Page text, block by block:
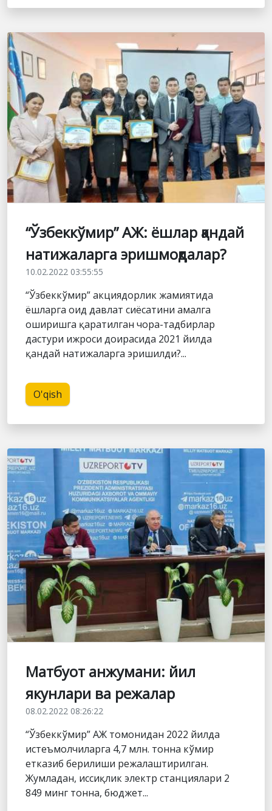
“Ўзбеккўмир” АЖ: ёшлар қандай
натижаларга эришмоқдалар?
10.02.2022 03:55:55
“Ўзбеккўмир” акциядорлик жамиятида
ёшларга оид давлат сиёсатини амалга
оширишга қаратилган чора-тадбирлар
дастури ижроси доирасида 2021 йилда
қандай натижаларга эришилди?...
O'qish
Матбуот анжумани: йил
якунлари ва режалар
08.02.2022 08:26:22
“Ўзбеккўмир” АЖ томонидан 2022 йилда
истеъмолчиларга 4,7 млн. тонна кўмир
етказиб берилиши режалаштирилган.
Жумладан, иссиқлик электр станциялари 2
849 минг тонна, бюджет...